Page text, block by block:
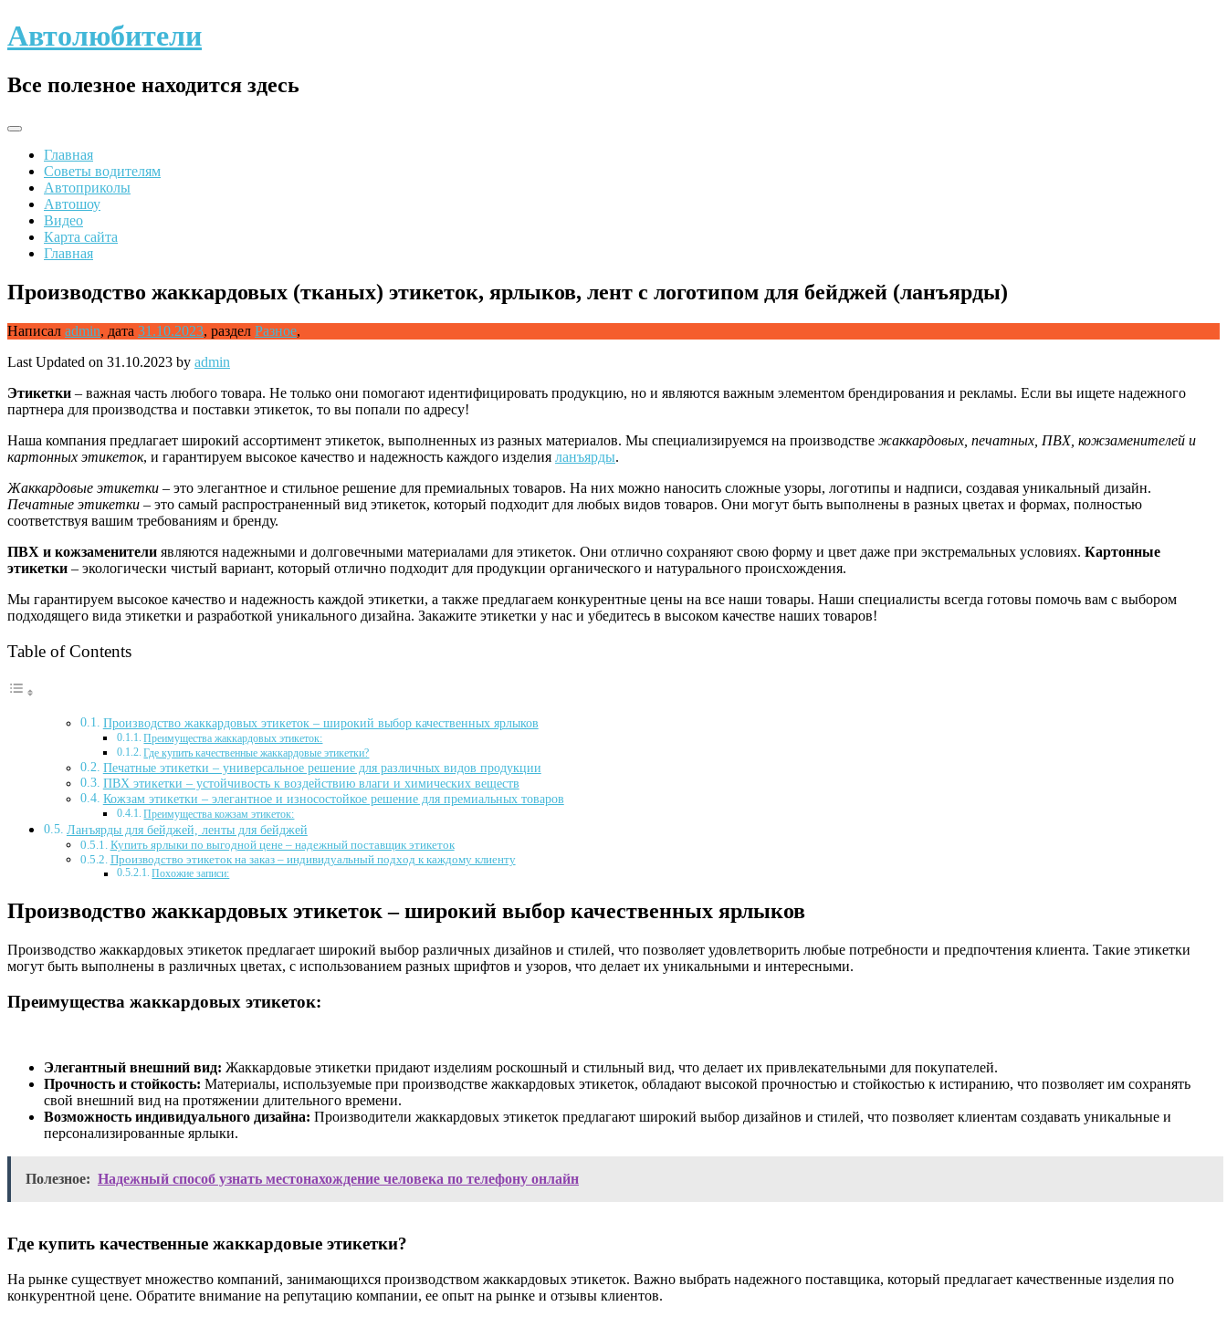
Skip
to
Автолюбители
Все полезное находится здесь
Главная
Советы водителям
Автоприколы
Автошоу
Видео
Карта сайта
Главная
Производство жаккардовых (тканых) этикеток, ярлыков, лент с логотипом для бейджей (ланъярды)
Написал admin, дата 31.10.2023, раздел Разное,
Last Updated on 31.10.2023 by admin
Этикетки – важная часть любого товара. Не только они помогают идентифицировать продукцию, но и являются важным элементом брендирования и рекламы. Если вы ищете надежного
партнера для производства и поставки этикеток, то вы попали по адресу!
Наша компания предлагает широкий ассортимент этикеток, выполненных из разных материалов. Мы специализируемся на производстве жаккардовых, печатных, ПВХ, кожзаменителей и
картонных этикеток, и гарантируем высокое качество и надежность каждого изделия ланъярды.
Жаккардовые этикетки – это элегантное и стильное решение для премиальных товаров. На них можно наносить сложные узоры, логотипы и надписи, создавая уникальный дизайн.
Печатные этикетки – это самый распространенный вид этикеток, который подходит для любых видов товаров. Они могут быть выполнены в разных цветах и формах, полностью
соответствуя вашим требованиям и бренду.
ПВХ и кожзаменители являются надежными и долговечными материалами для этикеток. Они отлично сохраняют свою форму и цвет даже при экстремальных условиях. Картонные
этикетки – экологически чистый вариант, который отлично подходит для продукции органического и натурального происхождения.
Мы гарантируем высокое качество и надежность каждой этикетки, а также предлагаем конкурентные цены на все наши товары. Наши специалисты всегда готовы помочь вам с выбором
подходящего вида этикетки и разработкой уникального дизайна. Закажите этикетки у нас и убедитесь в высоком качестве наших товаров!
Table of Contents
Производство жаккардовых этикеток – широкий выбор качественных ярлыков
Преимущества жаккардовых этикеток:
Где купить качественные жаккардовые этикетки?
Печатные этикетки – универсальное решение для различных видов продукции
ПВХ этикетки – устойчивость к воздействию влаги и химических веществ
Кожзам этикетки – элегантное и износостойкое решение для премиальных товаров
Преимущества кожзам этикеток:
Ланъярды для бейджей, ленты для бейджей
Купить ярлыки по выгодной цене – надежный поставщик этикеток
Производство этикеток на заказ – индивидуальный подход к каждому клиенту
Похожие записи:
Производство жаккардовых этикеток – широкий выбор качественных ярлыков
Производство жаккардовых этикеток предлагает широкий выбор различных дизайнов и стилей, что позволяет удовлетворить любые потребности и предпочтения клиента. Такие этикетки
могут быть выполнены в различных цветах, с использованием разных шрифтов и узоров, что делает их уникальными и интересными.
Преимущества жаккардовых этикеток:
Элегантный внешний вид: Жаккардовые этикетки придают изделиям роскошный и стильный вид, что делает их привлекательными для покупателей.
Прочность и стойкость: Материалы, используемые при производстве жаккардовых этикеток, обладают высокой прочностью и стойкостью к истиранию, что позволяет им сохранять
свой внешний вид на протяжении длительного времени.
Возможность индивидуального дизайна: Производители жаккардовых этикеток предлагают широкий выбор дизайнов и стилей, что позволяет клиентам создавать уникальные и
персонализированные ярлыки.
Полезное: Надежный способ узнать местонахождение человека по телефону онлайн
Где купить качественные жаккардовые этикетки?
На рынке существует множество компаний, занимающихся производством жаккардовых этикеток. Важно выбрать надежного поставщика, который предлагает качественные изделия по
конкурентной цене. Обратите внимание на репутацию компании, ее опыт на рынке и отзывы клиентов.